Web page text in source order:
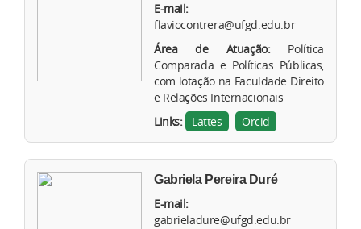
E-mail:
flaviocontrera@ufgd.edu.br
Área de Atuação:
Política
Comparada e Políticas Públicas,
com lotação na Faculdade Direito
e Relações Internacionais
Links:
Lattes Orcid
Gabriela Pereira Duré
E-mail:
gabrieladure@ufgd.edu.br